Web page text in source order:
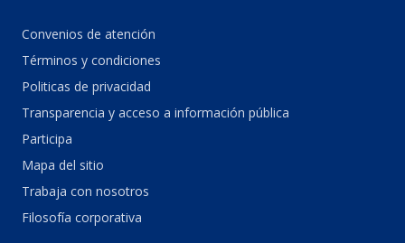
Convenios de atención
Términos y condiciones
Politicas de privacidad
Transparencia y acceso a información pública
Participa
Mapa del sitio
Trabaja con nosotros
Filosofía corporativa